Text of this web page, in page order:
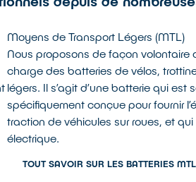
Moyens de Transport Légers (MTL)
Nous proposons de façon volontaire
charge des batteries de vélos,
légers. Il s’agit d’une batterie qui
spécifiquement conçue pour fournir
traction de véhicules sur roues, et
électrique.
TOUT SAVOIR SUR LES BATTERIES MTL